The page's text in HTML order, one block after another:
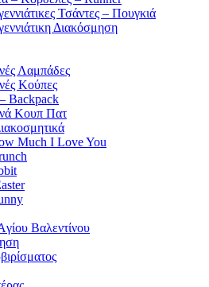
Τσάντες – Πουγκιά
Διακόσμηση
Λαμπάδες
Κούπες
Backpack
Κουπ Πατ
Much I Love You
Βαλεντίνου